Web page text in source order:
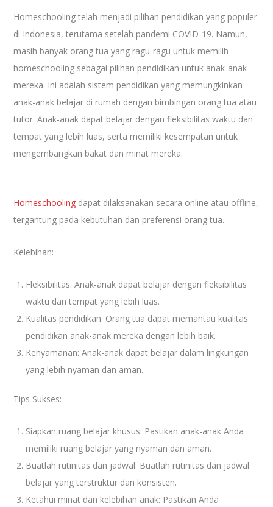
Homeschooling telah menjadi pilihan pendidikan yang populer
di Indonesia, terutama setelah pandemi COVID-19. Namun,
masih banyak orang tua yang ragu-ragu untuk memilih
homeschooling sebagai pilihan pendidikan untuk anak-anak
mereka. Ini adalah sistem pendidikan yang memungkinkan
anak-anak belajar di rumah dengan bimbingan orang tua atau
tutor. Anak-anak dapat belajar dengan fleksibilitas waktu dan
tempat yang lebih luas, serta memiliki kesempatan untuk
mengembangkan bakat dan minat mereka.
Homeschooling dapat dilaksanakan secara online atau offline,
tergantung pada kebutuhan dan preferensi orang tua.
Kelebihan:
Fleksibilitas: Anak-anak dapat belajar dengan fleksibilitas
waktu dan tempat yang lebih luas.
Kualitas pendidikan: Orang tua dapat memantau kualitas
pendidikan anak-anak mereka dengan lebih baik.
Kenyamanan: Anak-anak dapat belajar dalam lingkungan
yang lebih nyaman dan aman.
Tips Sukses:
Siapkan ruang belajar khusus: Pastikan anak-anak Anda
memiliki ruang belajar yang nyaman dan aman.
Buatlah rutinitas dan jadwal: Buatlah rutinitas dan jadwal
belajar yang terstruktur dan konsisten.
Ketahui minat dan kelebihan anak: Pastikan Anda